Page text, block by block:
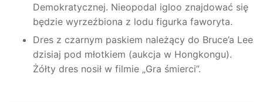
Demokratycznej. Nieopodal igloo znajdować się
będzie wyrzeźbiona z lodu figurka faworyta.
Dres z czarnym paskiem należący do Bruce’a Lee
dzisiaj pod młotkiem (aukcja w Hongkongu).
Żółty dres nosił w filmie „Gra śmierci”.